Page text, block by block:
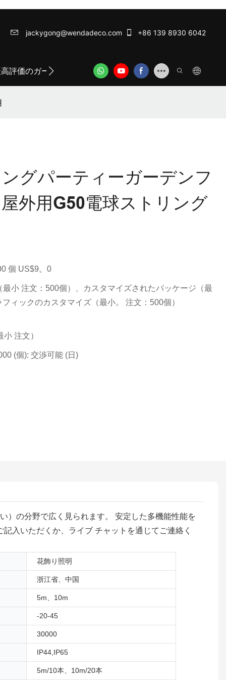
jackygong@wendadeco.com​​​​​​​ +86 139 8930 6042
評価のガーランドライト ODM/OEM SERVICE
グパーティーガーデンフ
外用G50電球ストリング
個 US$9。0
小 注文：500個）、カスタマイズされたパッケージ（最
ィックのカスタマイズ（最小。 注文：500個）
注文）
(個): 交渉可能 (日)
）の分野で広く見られます。 安定した多機能性能を
入いただくか、ライブ チャットを通じてご連絡く
花飾り照明
浙江省、中国
5m、10m
-20-45
30000
IP44,IP65
5m/10本、10m/20本